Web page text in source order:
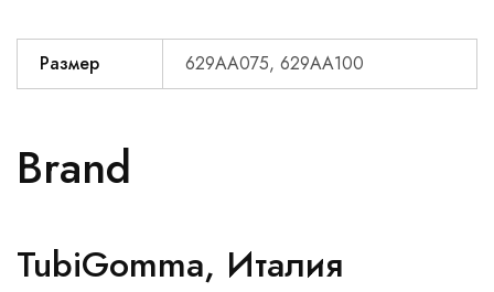
Размер 629АА075, 629АА100
Brand
TubiGomma, Италия